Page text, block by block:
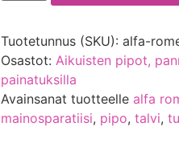
Tuotetunnus (SKU):alfa-
Osastot: Aikuisten pipot,
painatuksilla
Avainsanat tuotteelle alfa
mainosparatiisi, pipo,talvi,